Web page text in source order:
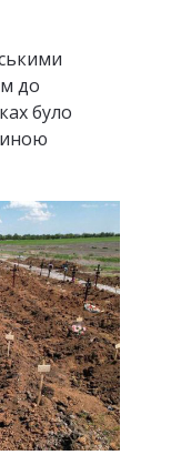
до
було